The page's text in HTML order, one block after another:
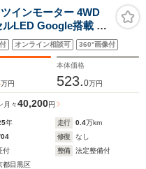
インモーター 4WD
LED Google搭載 ド
ウンド テイラードウ
ター ステアリングヒ
チAW
オンライン相談可 360°画像付
万円
本体価格
523.0万円
月々40,200円
年 走行 0.4万km
修復
なし
付 整備
法定整備付
都目黒区